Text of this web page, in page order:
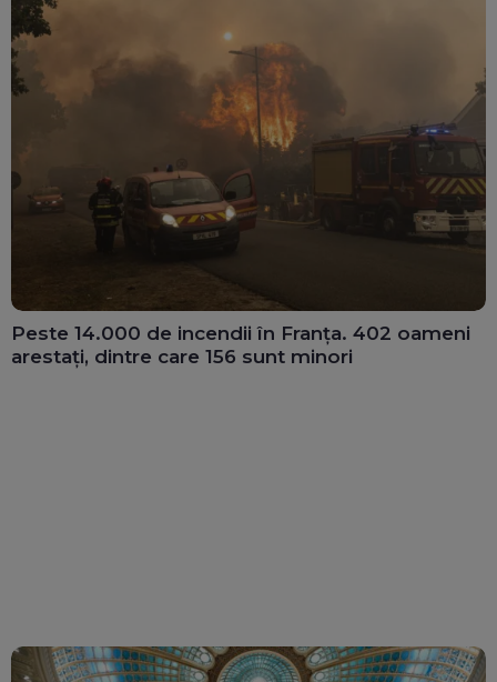
Peste 14.000 de incendii în Franța. 402 oameni
arestați, dintre care 156 sunt minori